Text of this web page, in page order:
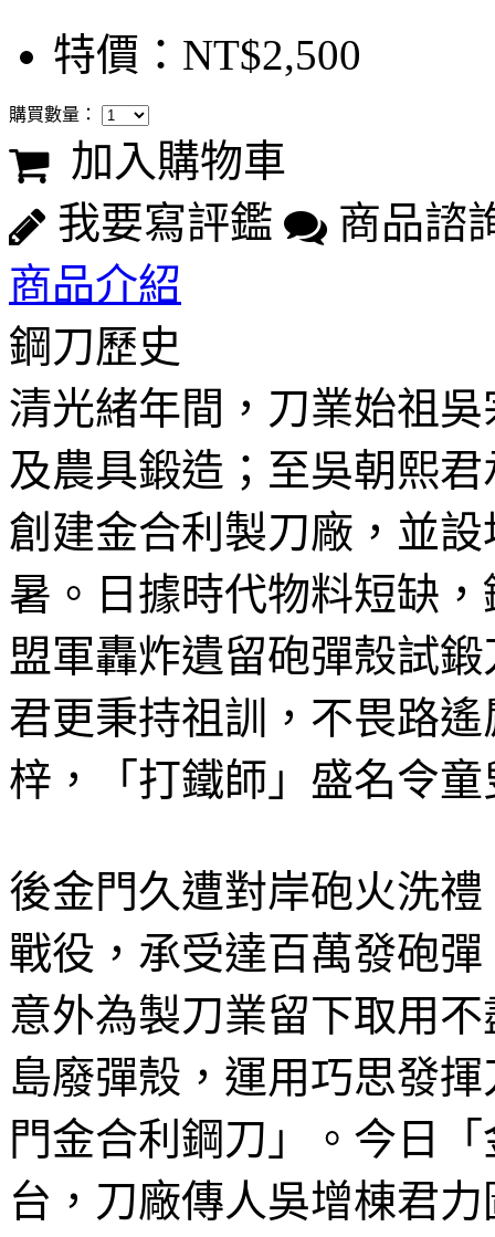
特價：NT$2,500
購買數量：
加入購物車
我要寫評鑑
商品諮
商品介紹
鋼刀歷史
清光緒年間，刀業始祖
及農具鍛造；至吳朝熙
創建金合利製刀廠，並
暑。日據時代物料短缺
盟軍轟炸遺留砲彈殼試
君更秉持祖訓，不畏路
梓，「打鐵師」盛名令
後金門久遭對岸砲火洗
戰役，承受達百萬發砲
意外為製刀業留下取用
島廢彈殼，運用巧思發
門金合利鋼刀」。今日
台，刀廠傳人吳增棟君